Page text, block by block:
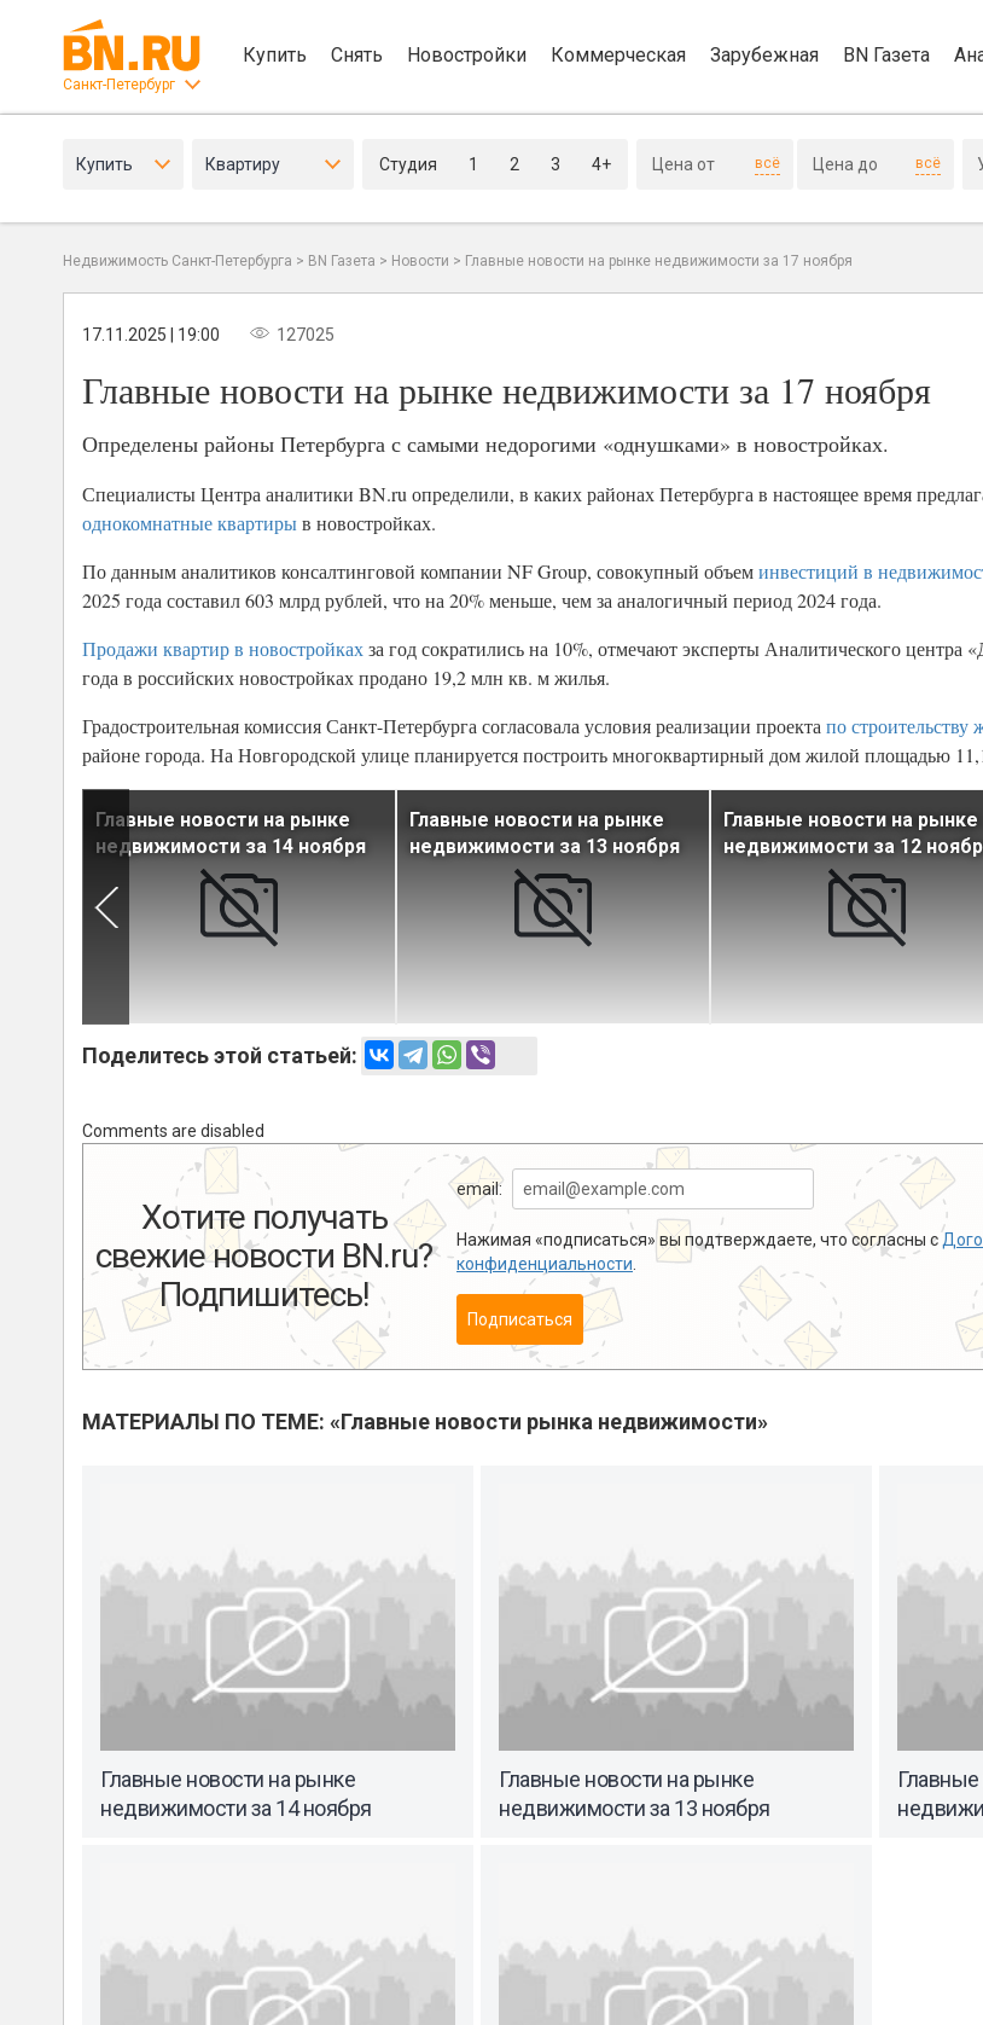
Санкт-Петербург
Купить Снять Новостройки Коммерческая Зарубежная BN Газета
Купить Квартиру Студия 1 2 3 4+ всё всё
Недвижимость Санкт-Петербурга > BN Газета > Новости > Главные новости на рынке недвижимости за 17 ноября
17.11.2025 | 19:00 127025
Главные новости на рынке недвижимости за 17 ноября
Определены районы Петербурга с самыми недорогими «однушками» в новостройках.
Специалисты Центра аналитики BN.ru определили, в каких районах Петербурга в настоящее время
однокомнатные квартирыв новостройках.
По данным аналитиков консалтинговой компании NF Group, совокупный объеминвестиций в
2025 года составил 603 млрд рублей, что на 20% меньше, чем за аналогичный период 2024 года.
Продажи квартир в новостройкахза год сократились на 10%, отмечают эксперты Аналитического центра
года в российских новостройках продано 19,2 млн кв. м жилья.
Градостроительная комиссия Санкт-Петербурга согласовала условия реализации проекта по строительству
районе города. На Новгородской улице планируется построить многоквартирный дом жилой площадью
Главные новости на рынке
недвижимости за 14 ноября
Главные новости на рынке
недвижимости за 13 ноября
Главные новости на рынке
недвижимости за 12
Поделитесь этой статьей:
Comments are disabled
Хотите получать
свежие новости BN.ru?
Подпишитесь!
email:
Нажимая «подписаться» вы подтверждаете, что согласны с
конфиденциальности
Подписаться
МАТЕРИАЛЫ ПО ТЕМЕ: «Главные новости рынка недвижимости»
Главные новости на рынке
недвижимости за 14 ноября
Главные новости на рынке
недвижимости за 13 ноября